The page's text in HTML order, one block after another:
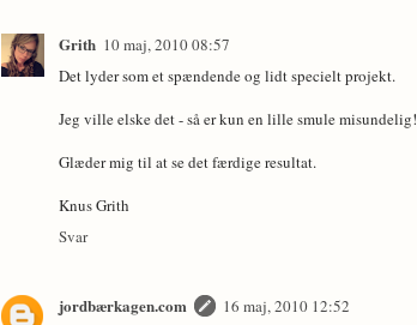
Grith 10 maj, 2010 08:57
Det lyder som et spændende og lidt specielt projekt.
Jeg ville elske det - så er kun en lille smule misundelig!
Glæder mig til at se det færdige resultat.
Knus Grith
Svar
jordbærkagen.com
16 maj, 2010 12:52